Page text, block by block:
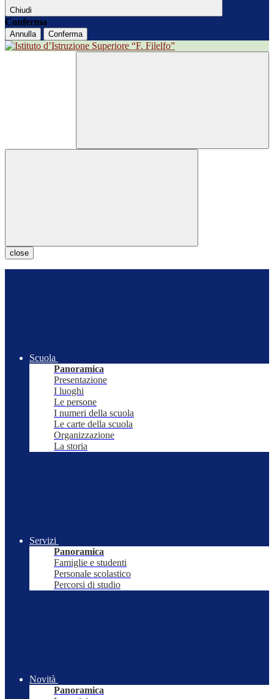
Chiudi
Conferma
Annulla Conferma
close
Scuola
Panoramica
Presentazione
I luoghi
Le persone
I numeri della scuola
Le carte della scuola
Organizzazione
La storia
Servizi
Panoramica
Famiglie e studenti
Personale scolastico
Percorsi di studio
Novità
Panoramica